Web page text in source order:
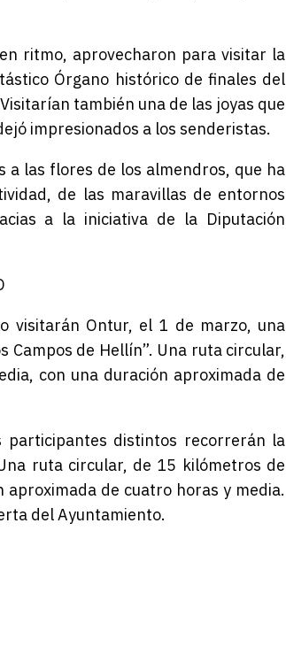
ritmo, aprovecharon para visitar la
Órgano histórico de finales del
también una de las joyas que
impresionados a los senderistas.
a las flores de los almendros, que ha
de las maravillas de entornos
a la iniciativa de la Diputación
visitarán Ontur, el 1 de marzo, una
Campos de Hellín”. Una ruta circular,
con una duración aproximada de
participantes distintos recorrerán la
ruta circular, de 15 kilómetros de
de cuatro horas y media.
del Ayuntamiento.